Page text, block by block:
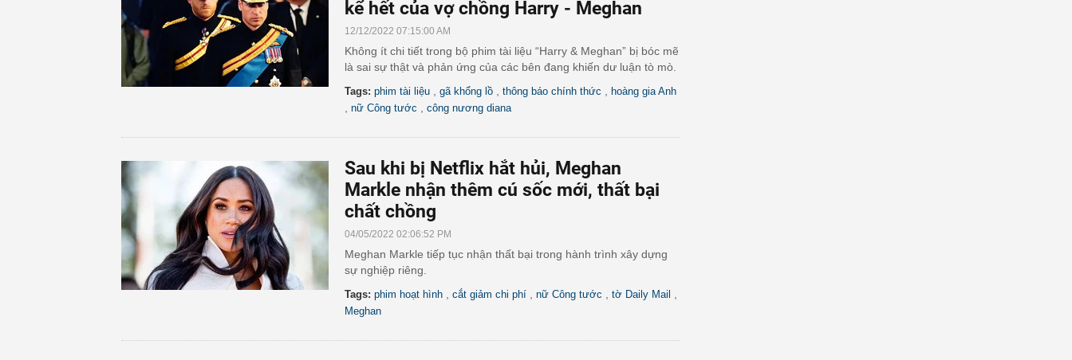
kể hết của vợ chồng Harry - Meghan
12/12/2022 07:15:00 AM
Không ít chi tiết trong bộ phim tài liệu “Harry & Meghan” bị bóc mẽ
là sai sự thật và phản ứng của các bên đang khiến dư luận tò mò.
Tags: phim tài liệu gã khổng lồ thông báo chính thức hoàng gia Anh
nữ Công tước công nương diana
Sau khi bị Netflix hắt hủi, Meghan
Markle nhận thêm cú sốc mới, thất bại
chất chồng
04/05/2022 02:06:52 PM
Meghan Markle tiếp tục nhận thất bại trong hành trình xây dựng
sự nghiệp riêng.
Tags: phim hoạt hình cắt giảm chi phí nữ Công tước tờ Daily Mail
Meghan